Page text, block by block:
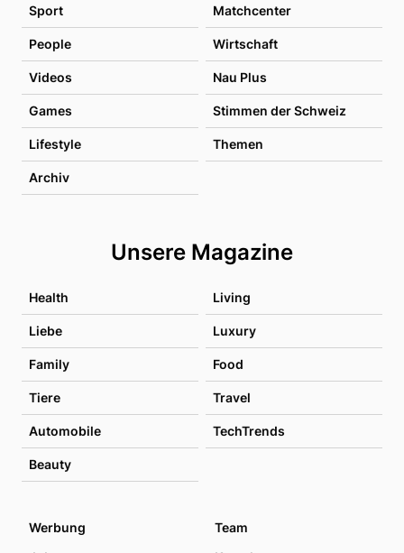
Sport Matchcenter
People Wirtschaft
Videos Nau Plus
Games Stimmen der Schweiz
Lifestyle Themen
Archiv
Unsere Magazine
Health Living
Liebe Luxury
Family Food
Tiere Travel
Automobile TechTrends
Beauty
Werbung
Team